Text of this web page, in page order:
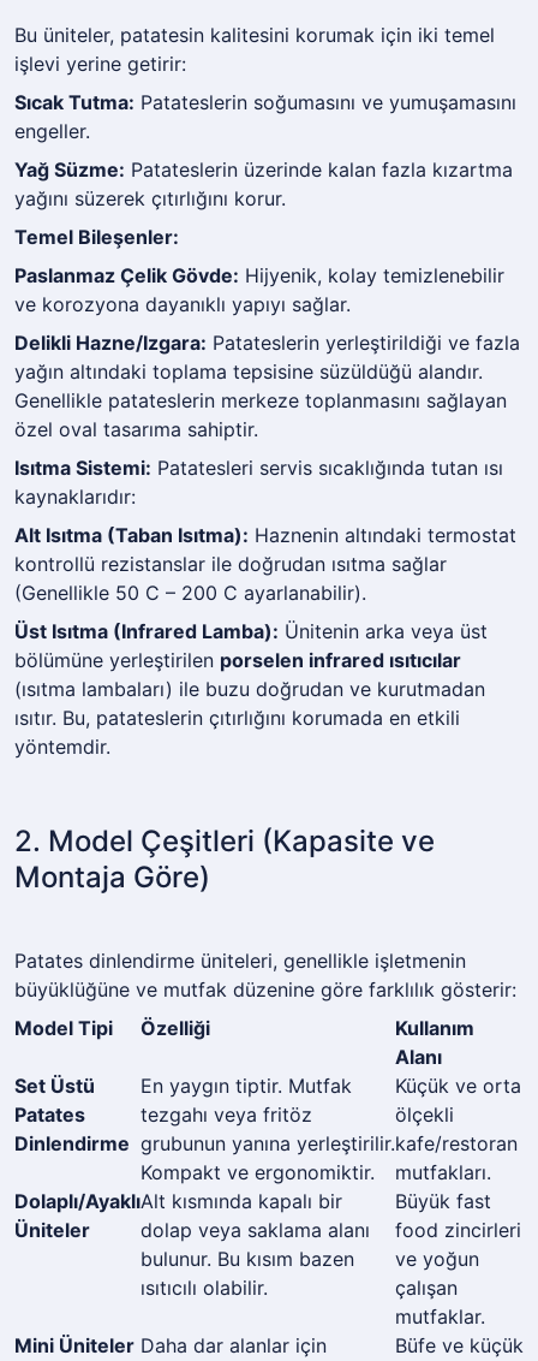
Bu üniteler, patatesin kalitesini korumak için iki temel
işlevi yerine getirir:
Sıcak Tutma: Patateslerin soğumasını ve yumuşamasını
engeller.
Yağ Süzme: Patateslerin üzerinde kalan fazla kızartma
yağını süzerek çıtırlığını korur.
Temel Bileşenler:
Paslanmaz Çelik Gövde: Hijyenik, kolay temizlenebilir
ve korozyona dayanıklı yapıyı sağlar.
Delikli Hazne/Izgara: Patateslerin yerleştirildiği ve fazla
yağın altındaki toplama tepsisine süzüldüğü alandır.
Genellikle patateslerin merkeze toplanmasını sağlayan
özel oval tasarıma sahiptir.
Isıtma Sistemi: Patatesleri servis sıcaklığında tutan ısı
kaynaklarıdır:
Alt Isıtma (Taban Isıtma): Haznenin altındaki termostat
kontrollü rezistanslar ile doğrudan ısıtma sağlar
(Genellikle 50 C – 200 C ayarlanabilir).
Üst Isıtma (Infrared Lamba): Ünitenin arka veya üst
bölümüne yerleştirilen porselen infrared ısıtıcılar
(ısıtma lambaları) ile buzu doğrudan ve kurutmadan
ısıtır. Bu, patateslerin çıtırlığını korumada en etkili
yöntemdir.
2. Model Çeşitleri (Kapasite ve
Montaja Göre)
Patates dinlendirme üniteleri, genellikle işletmenin
büyüklüğüne ve mutfak düzenine göre farklılık gösterir:
Model Tipi
Özelliği
Kullanım
Alanı
Set Üstü
Patates
Dinlendirme
En yaygın tiptir. Mutfak
tezgahı veya fritöz
grubunun yanına yerleştirilir.
Kompakt ve ergonomiktir.
Küçük ve orta
ölçekli
kafe/restoran
mutfakları.
Dolaplı/Ayaklı
Üniteler
Alt kısmında kapalı bir
dolap veya saklama alanı
bulunur. Bu kısım bazen
ısıtıcılı olabilir.
Büyük fast
food zincirleri
ve yoğun
çalışan
mutfaklar.
Mini Üniteler Daha dar alanlar için
Büfe ve küçük